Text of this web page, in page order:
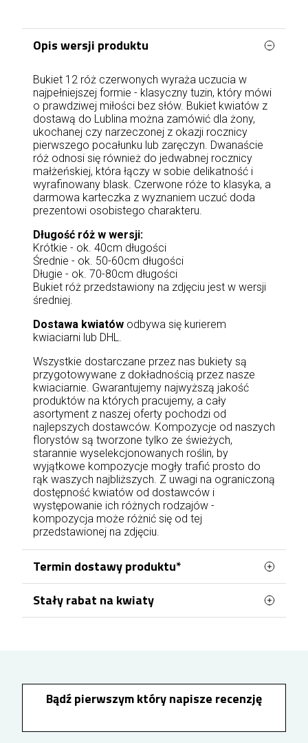
Opis wersji produktu
Bukiet 12 róż czerwonych wyraża uczucia w
najpełniejszej formie - klasyczny tuzin, który mówi
o prawdziwej miłości bez słów. Bukiet kwiatów z
dostawą do Lublina można zamówić dla żony,
ukochanej czy narzeczonej z okazji rocznicy
pierwszego pocałunku lub zaręczyn. Dwanaście
róż odnosi się również do jedwabnej rocznicy
małżeńskiej, która łączy w sobie delikatność i
wyrafinowany blask. Czerwone róże to klasyka, a
darmowa karteczka z wyznaniem uczuć doda
prezentowi osobistego charakteru.
Długość róż w wersji:
Krótkie - ok. 40cm długości
Średnie - ok. 50-60cm długości
Długie - ok. 70-80cm długości
Bukiet róż przedstawiony na zdjęciu jest w wersji
średniej.
Dostawa kwiatów odbywa się kurierem
kwiaciarni lub DHL.
Wszystkie dostarczane przez nas bukiety są
przygotowywane z dokładnością przez nasze
kwiaciarnie. Gwarantujemy najwyższą jakość
produktów na których pracujemy, a cały
asortyment z naszej oferty pochodzi od
najlepszych dostawców. Kompozycje od naszych
florystów są tworzone tylko ze świeżych,
starannie wyselekcjonowanych roślin, by
wyjątkowe kompozycje mogły trafić prosto do
rąk waszych najbliższych. Z uwagi na ograniczoną
dostępność kwiatów od dostawców i
występowanie ich różnych rodzajów -
kompozycja może różnić się od tej
przedstawionej na zdjęciu.
Termin dostawy produktu*
Nasza kwiaciarnia w Lublinie, znajdująca się przy
ul. Tarasowej, zapewnia profesjonalną obsługę
gwarantując świeżość i terminowość przez 7 dni
w tygodniu.
Zamówienia na terenie Lublina realizujemy
Stały rabat na kwiaty
zwiększa rabat o 1%. Zgromadzona zniżka jest
automatycznie naliczana przy kolejnych
Bądź pierwszym który napisze recenzję